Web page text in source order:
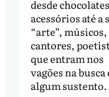
desde
acessórios até a
“arte”, músicos,
cantores,
que entram nos
vagões na busca
algum sustento.